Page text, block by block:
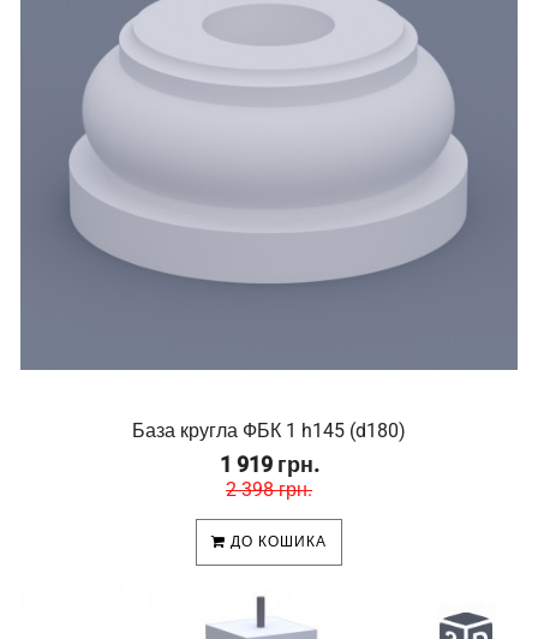
База кругла ФБК 1 h145 (d180)
1 919 грн.
2 398 грн.
ДО КОШИКА